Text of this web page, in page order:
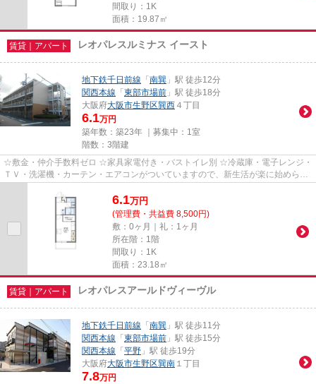
間取り：1K
面積：19.87㎡
賃貸｜アパート レオパレスルミナス イースト
地下鉄千日前線 「 南巽 」駅 徒歩12分
関西本線 「 東部市場前 」駅 徒歩18分
大阪府大阪市生野区巽西 ４丁目
6.1万円
築年数：築23年 ｜募集中： 1室
階数：3階建
☆敷金・仲介手数料ゼロ ☆家具家電付き・バストイレ別 ☆冷蔵庫・電子レンジ・
ＴＶ・洗濯機・カーテン・エアコンがついていますので、新生活が楽に始められ
6.1万円
(管理費・共益費 8,500円)
敷：0ヶ月｜礼：1ヶ月
所在階：1階
間取り：1K
面積：23.18㎡
賃貸｜アパート レオパレスアールドヴィーヴル
地下鉄千日前線 「 南巽 」駅 徒歩11分
関西本線 「 東部市場前 」駅 徒歩15分
関西本線 「 平野 」駅 徒歩19分
大阪府大阪市生野区巽南 １丁目
7.8万円